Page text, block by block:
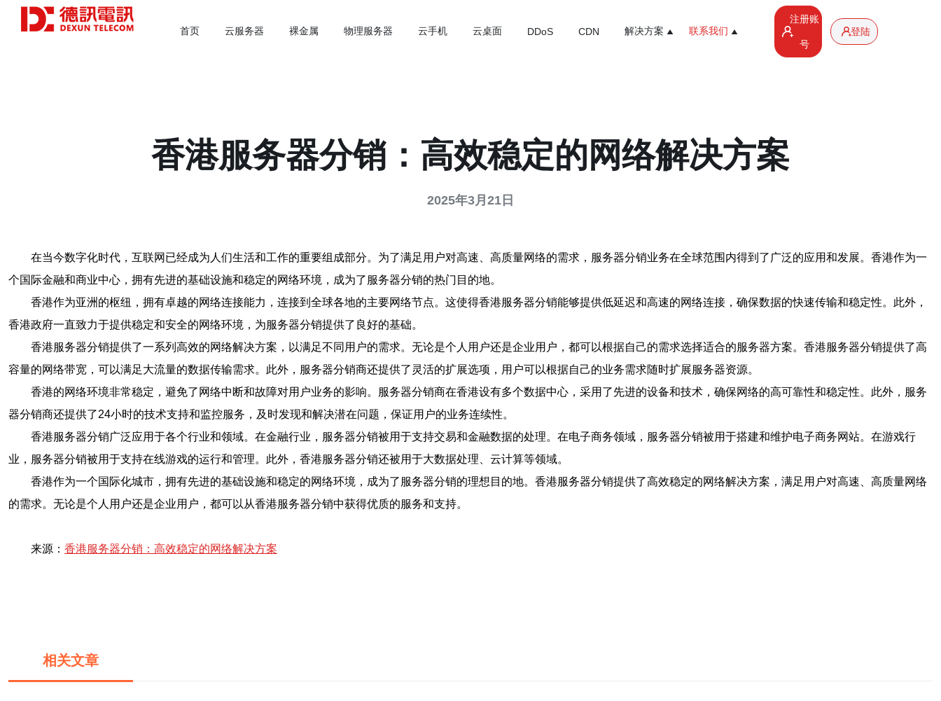
首页 云服务器 裸金属 物理服务器 云手机 云桌面 DDoS CDN 解决方案 联系我们
注册账
号
登陆
香港服务器分销：高效稳定的网络解决方案
2025年3月21日
在当今数字化时代，互联网已经成为人们生活和工作的重要组成部分。为了满足用户对高速、高质量网络的需求，服务器分销业务在全球范围内得到了广泛的应用和发展。香港作为一
个国际金融和商业中心，拥有先进的基础设施和稳定的网络环境，成为了服务器分销的热门目的地。
香港作为亚洲的枢纽，拥有卓越的网络连接能力，连接到全球各地的主要网络节点。这使得香港服务器分销能够提供低延迟和高速的网络连接，确保数据的快速传输和稳定性。此外，
香港政府一直致力于提供稳定和安全的网络环境，为服务器分销提供了良好的基础。
香港服务器分销提供了一系列高效的网络解决方案，以满足不同用户的需求。无论是个人用户还是企业用户，都可以根据自己的需求选择适合的服务器方案。香港服务器分销提供了高
容量的网络带宽，可以满足大流量的数据传输需求。此外，服务器分销商还提供了灵活的扩展选项，用户可以根据自己的业务需求随时扩展服务器资源。
香港的网络环境非常稳定，避免了网络中断和故障对用户业务的影响。服务器分销商在香港设有多个数据中心，采用了先进的设备和技术，确保网络的高可靠性和稳定性。此外，服务
器分销商还提供了24小时的技术支持和监控服务，及时发现和解决潜在问题，保证用户的业务连续性。
香港服务器分销广泛应用于各个行业和领域。在金融行业，服务器分销被用于支持交易和金融数据的处理。在电子商务领域，服务器分销被用于搭建和维护电子商务网站。在游戏行
业，服务器分销被用于支持在线游戏的运行和管理。此外，香港服务器分销还被用于大数据处理、云计算等领域。
香港作为一个国际化城市，拥有先进的基础设施和稳定的网络环境，成为了服务器分销的理想目的地。香港服务器分销提供了高效稳定的网络解决方案，满足用户对高速、高质量网络
的需求。无论是个人用户还是企业用户，都可以从香港服务器分销中获得优质的服务和支持。
来源： 香港服务器分销：高效稳定的网络解决方案
相关文章